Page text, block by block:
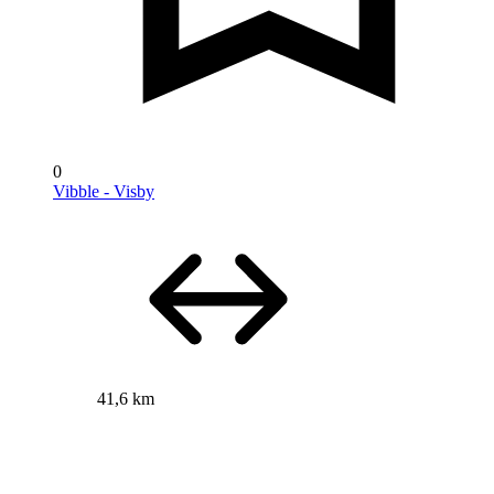
0
Vibble - Visby
41,6 km